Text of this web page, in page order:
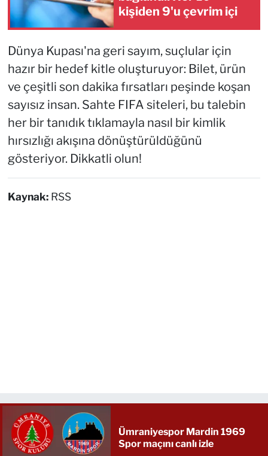
kişiden 9'u çevrim içi
Dünya Kupası'na geri sayım, suçlular için
hazır bir hedef kitle oluşturuyor: Bilet, ürün
ve çeşitli son dakika fırsatları peşinde koşan
sayısız insan. Sahte FIFA siteleri, bu talebin
her bir tanıdık tıklamayla nasıl bir kimlik
hırsızlığı akışına dönüştürüldüğünü
gösteriyor. Dikkatli olun!
Kaynak: RSS
Ümraniyespor Mardin 1969
Spor maçını canlı izle